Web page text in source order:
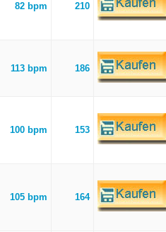
82 bpm 210
113 bpm 186
100 bpm 153
105 bpm 164